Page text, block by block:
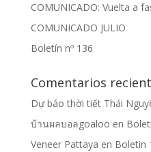
COMUNICADO: Vuelta a
COMUNICADO JULIO
Boletín nº 136
Comentarios
Dự báo thời tiết Thái
บ้านผลบอลgoaloo en
Veneer Pattaya en Boletin